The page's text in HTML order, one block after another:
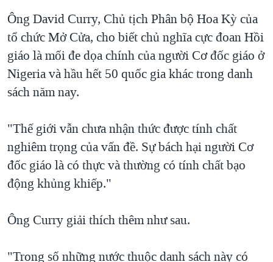
Ông David Curry, Chủ tịch Phân bộ Hoa Kỳ của
tổ chức Mở Cửa, cho biết chủ nghĩa cực đoan Hồi
giáo là mối đe dọa chính của người Cơ đốc giáo ở
Nigeria và hầu hết 50 quốc gia khác trong danh
sách năm nay.
"Thế giới vẫn chưa nhận thức được tính chất
nghiêm trọng của vấn đề. Sự bách hại người Cơ
đốc giáo là có thực và thường có tính chất bạo
động khủng khiếp."
Ông Curry giải thích thêm như sau.
"Trong số những nước thuộc danh sách này có